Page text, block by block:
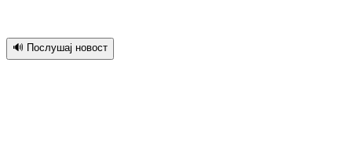
🔊 Послушај новост